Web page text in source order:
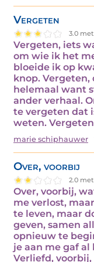
Vergeten
3.0
Vergeten, iets
om wie ik het
bloeide ik op
knop. Vergeten,
helemaal want
ander verhaal.
te vergeten dat
weten.
marie schiphauwer
Over, voorbij
2.0
Over, voorbij,
me verlost,
te leven, maar
geven, samen
opnieuw te
je aan me gaf
Verliefd,